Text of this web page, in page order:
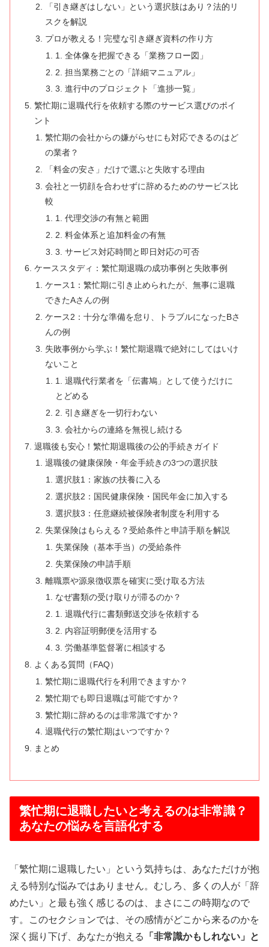
「引き継ぎはしない」という選択肢はあり？法的リ
スクを解説
プロが教える！完璧な引き継ぎ資料の作り方
1. 全体像を把握できる「業務フロー図」
2. 担当業務ごとの「詳細マニュアル」
3. 進行中のプロジェクト「進捗一覧」
繁忙期に退職代行を依頼する際のサービス選びのポイ
ント
繁忙期の会社からの嫌がらせにも対応できるのはど
の業者？
「料金の安さ」だけで選ぶと失敗する理由
会社と一切顔を合わせずに辞めるためのサービス比
較
1. 代理交渉の有無と範囲
2. 料金体系と追加料金の有無
3. サービス対応時間と即日対応の可否
ケーススタディ：繁忙期退職の成功事例と失敗事例
ケース1：繁忙期に引き止められたが、無事に退職
できたAさんの例
ケース2：十分な準備を怠り、トラブルになったBさ
んの例
失敗事例から学ぶ！繁忙期退職で絶対にしてはいけ
ないこと
1. 退職代行業者を「伝書鳩」として使うだけに
とどめる
2. 引き継ぎを一切行わない
3. 会社からの連絡を無視し続ける
退職後も安心！繁忙期退職後の公的手続きガイド
退職後の健康保険・年金手続きの3つの選択肢
選択肢1：家族の扶養に入る
選択肢2：国民健康保険・国民年金に加入する
選択肢3：任意継続被保険者制度を利用する
失業保険はもらえる？受給条件と申請手順を解説
失業保険（基本手当）の受給条件
失業保険の申請手順
離職票や源泉徴収票を確実に受け取る方法
なぜ書類の受け取りが滞るのか？
1. 退職代行に書類郵送交渉を依頼する
2. 内容証明郵便を活用する
3. 労働基準監督署に相談する
よくある質問（FAQ）
繁忙期に退職代行を利用できますか？
繁忙期でも即日退職は可能ですか？
繁忙期に辞めるのは非常識ですか？
退職代行の繁忙期はいつですか？
まとめ
繁忙期に退職したいと考えるのは非常識？
あなたの悩みを言語化する
「繁忙期に退職したい」という気持ちは、あなただけが抱
える特別な悩みではありません。むしろ、多くの人が「辞
めたい」と最も強く感じるのは、まさにこの時期なので
す。このセクションでは、その感情がどこから来るのかを
深く掘り下げ、あなたが抱える
「非常識かもしれない」と